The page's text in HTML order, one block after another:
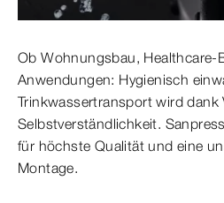
Ob Wohnungsbau, Healthcare-
Anwendungen: Hygienisch
Trinkwassertransport wird dank
Selbstverständlichkeit.
für höchste Qualität und eine
Montage.